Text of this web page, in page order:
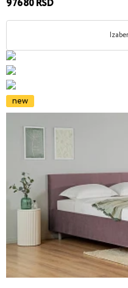
97680 RSD
new